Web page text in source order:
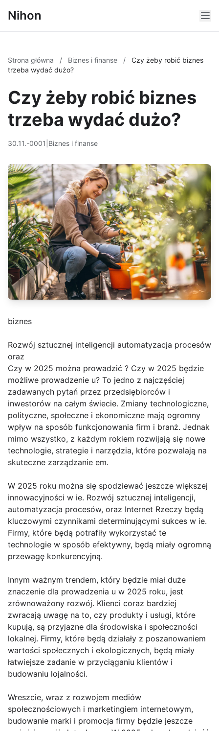
Nihon
Strona główna / Biznes i finanse /
Czy żeby robić biznes
trzeba wydać dużo?
Czy żeby robić biznes
trzeba wydać dużo?
30.11.-0001 Biznes i finanse
biznes
Rozwój sztucznej inteligencji automatyzacja procesów
oraz
Czy w 2025 można prowadzić ? Czy w 2025 będzie
możliwe prowadzenie u? To jedno z najczęściej
zadawanych pytań przez przedsiębiorców i
inwestorów na całym świecie. Zmiany technologiczne,
polityczne, społeczne i ekonomiczne mają ogromny
wpływ na sposób funkcjonowania firm i branż. Jednak
mimo wszystko, z każdym rokiem rozwijają się nowe
technologie, strategie i narzędzia, które pozwalają na
skuteczne zarządzanie em.
W 2025 roku można się spodziewać jeszcze większej
innowacyjności w ie. Rozwój sztucznej inteligencji,
automatyzacja procesów, oraz Internet Rzeczy będą
kluczowymi czynnikami determinującymi sukces w ie.
Firmy, które będą potrafiły wykorzystać te
technologie w sposób efektywny, będą miały ogromną
przewagę konkurencyjną.
Innym ważnym trendem, który będzie miał duże
znaczenie dla prowadzenia u w 2025 roku, jest
zrównoważony rozwój. Klienci coraz bardziej
zwracają uwagę na to, czy produkty i usługi, które
kupują, są przyjazne dla środowiska i społeczności
lokalnej. Firmy, które będą działały z poszanowaniem
wartości społecznych i ekologicznych, będą miały
łatwiejsze zadanie w przyciąganiu klientów i
budowaniu lojalności.
Wreszcie, wraz z rozwojem mediów
społecznościowych i marketingiem internetowym,
budowanie marki i promocja firmy będzie jeszcze